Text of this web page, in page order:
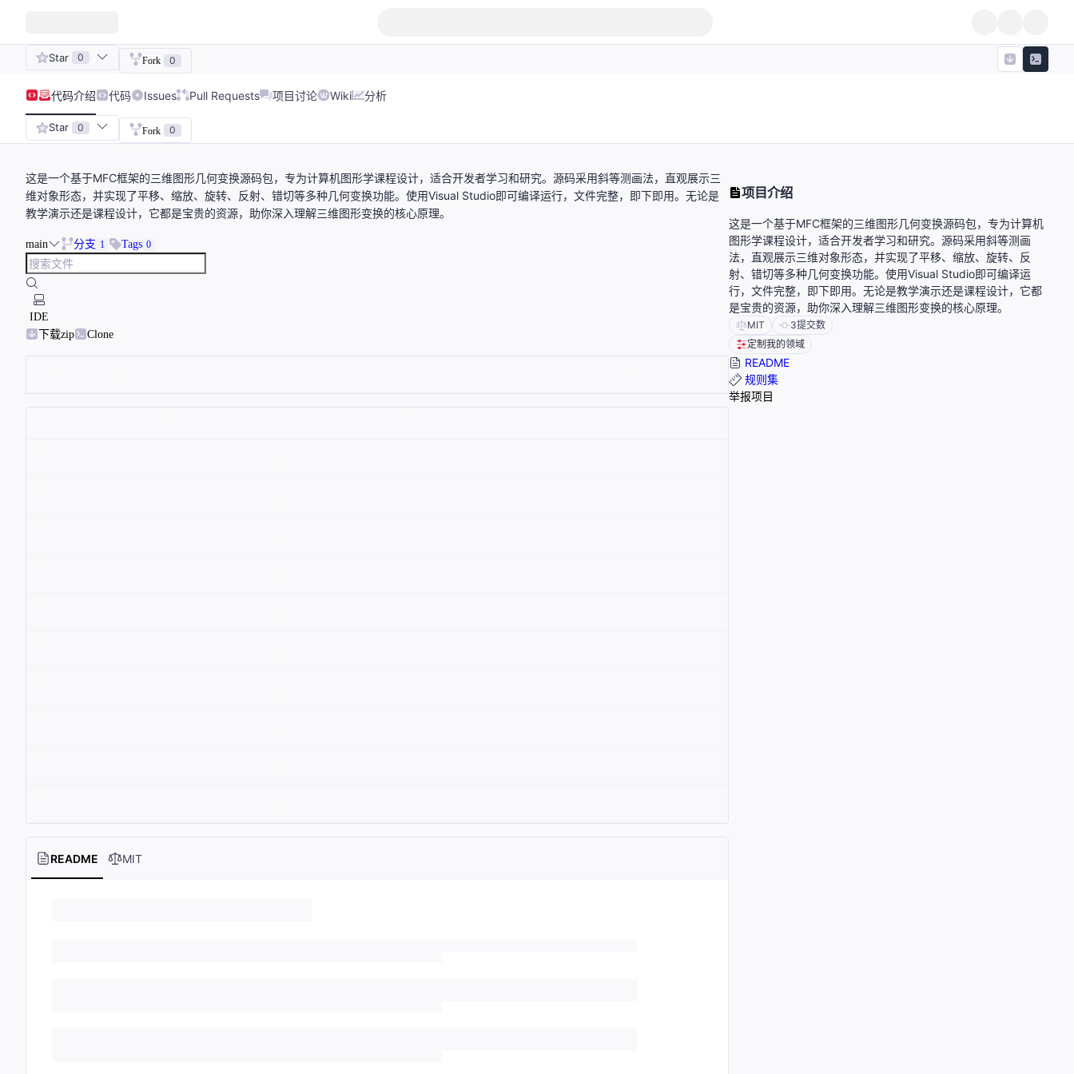
Star 0 Fork 0
代码介绍 代码 Issues Pull Requests 项目讨论 Wiki 分析
Star 0 Fork 0
这是一个基于MFC框架的三维图形几何变换源码包，专为计算机图形学课程设计，适合开发者学习和研究。源码采用斜等测画法，直观展示三
维对象形态，并实现了平移、缩放、旋转、反射、错切等多种几何变换功能。使用Visual Studio即可编译运行，文件完整，即下即用。无论是
教学演示还是课程设计，它都是宝贵的资源，助你深入理解三维图形变换的核心原理。
main 分支 1 Tags 0
IDE
下载zip
Clone
README MIT
项目介绍
这是一个基于MFC框架的三维图形几何变换源码包，专为计算机
图形学课程设计，适合开发者学习和研究。源码采用斜等测画
法，直观展示三维对象形态，并实现了平移、缩放、旋转、反
射、错切等多种几何变换功能。使用Visual Studio即可编译运
行，文件完整，即下即用。无论是教学演示还是课程设计，它都
是宝贵的资源，助你深入理解三维图形变换的核心原理。
MIT 3提交数
定制我的领域
README
规则集
举报项目